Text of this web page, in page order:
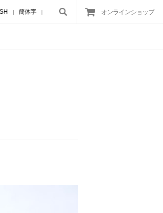
オンラインショップ
| 簡体字 |